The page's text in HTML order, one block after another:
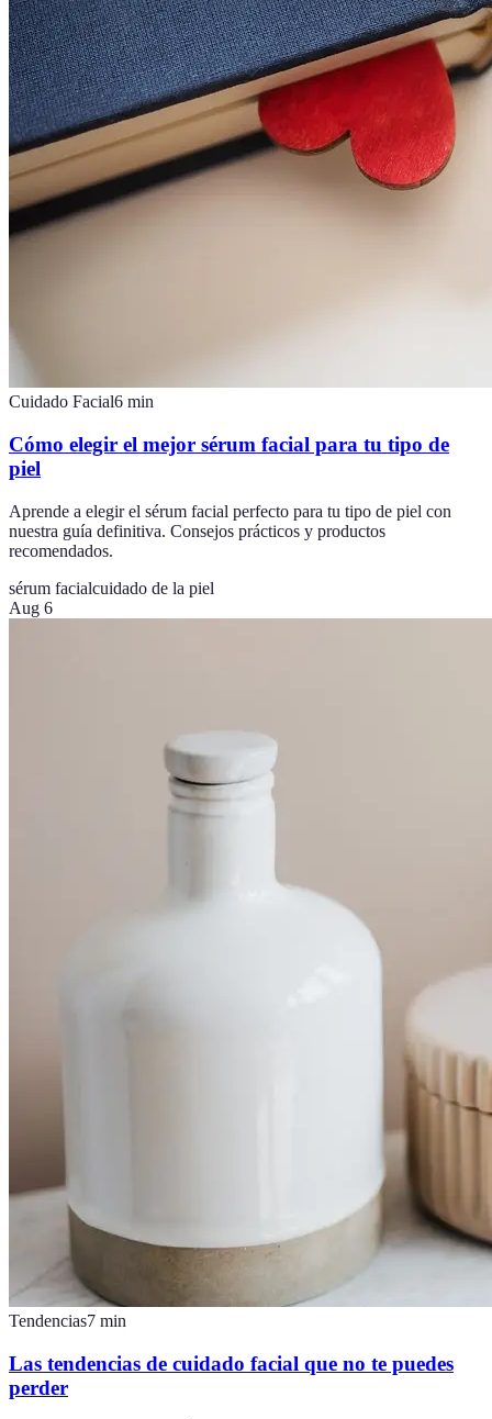
Cuidado Facial6 min
Cómo elegir el mejor sérum facial para tu tipo de
piel
Aprende a elegir el sérum facial perfecto para tu tipo de piel con
nuestra guía definitiva. Consejos prácticos y productos
recomendados.
sérum facialcuidado de la piel
Aug 6
Tendencias7 min
Las tendencias de cuidado facial que no te puedes
perder